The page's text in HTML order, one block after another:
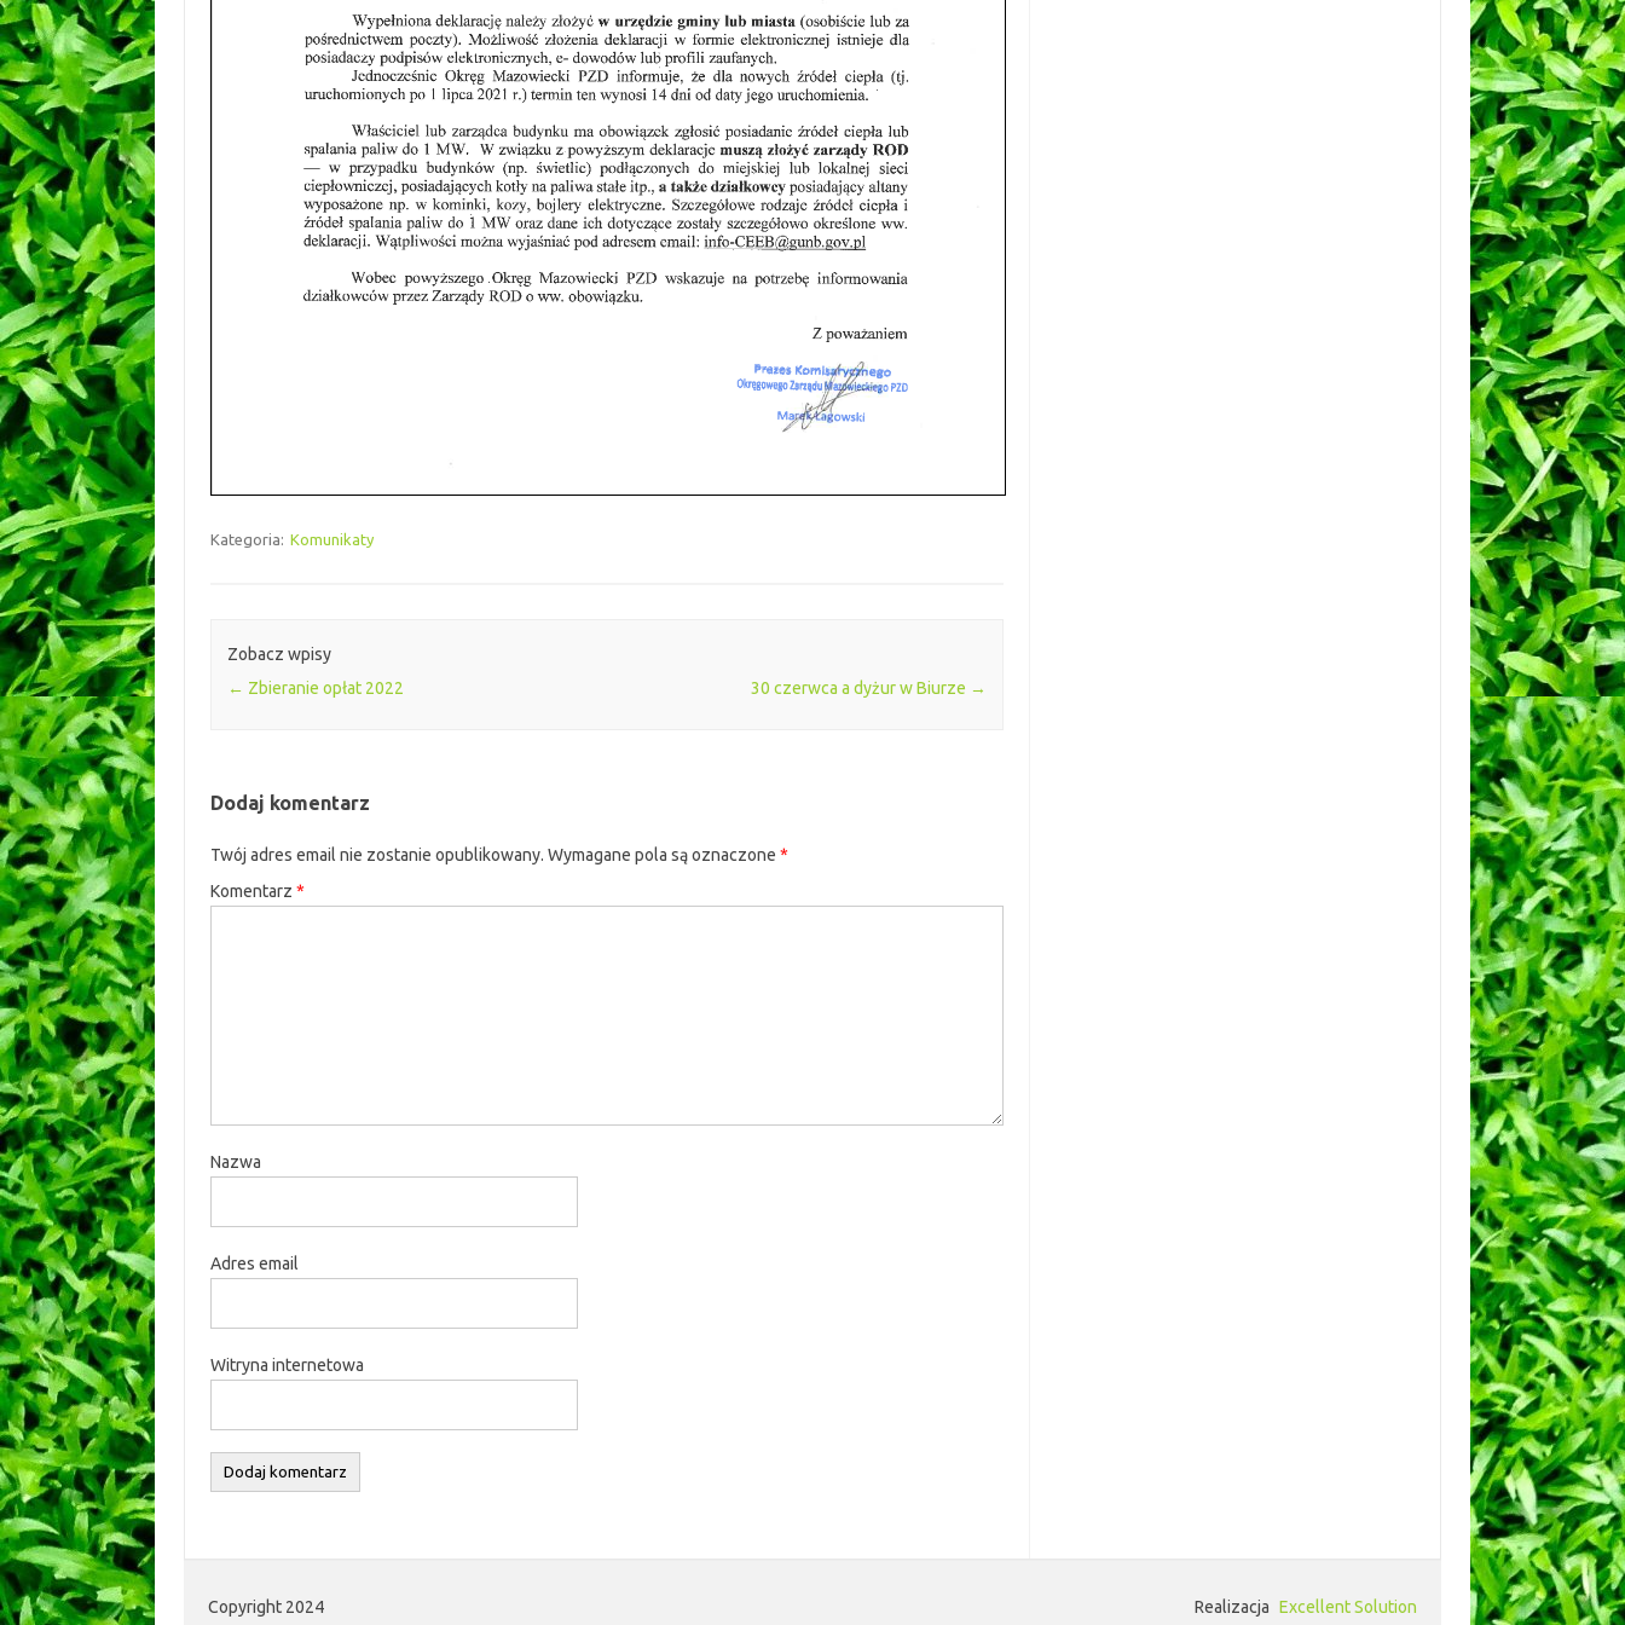
Kategoria: Komunikaty
Zobacz wpisy
← Zbieranie opłat 2022 30 czerwca a dyżur w Biurze →
Dodaj komentarz
Twój adres email nie zostanie opublikowany. Wymagane pola są oznaczone *
Komentarz *
Nazwa
Adres email
Witryna internetowa
Copyright 2024 Realizacja Excellent Solution